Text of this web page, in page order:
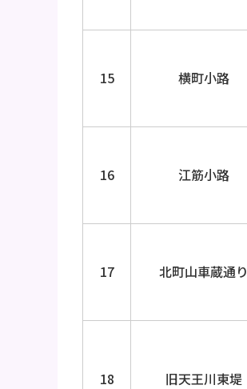
15 横町小路
16 江筋小路
17 北町山車蔵通り
18 旧天王川東堤